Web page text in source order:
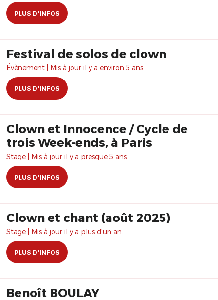
PLUS D'INFOS
Festival de solos de clown
Évènement | Mis à jour il y a environ 5 ans.
PLUS D'INFOS
Clown et Innocence / Cycle de
trois Week-ends, à Paris
Stage | Mis à jour il y a presque 5 ans.
PLUS D'INFOS
Clown et chant (août 2025)
Stage | Mis à jour il y a plus d'un an.
PLUS D'INFOS
Benoît BOULAY